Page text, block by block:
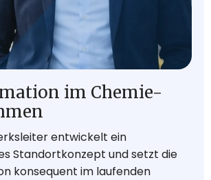
im Chemie-
entwickelt ein
Standortkonzept und setzt die
konsequent im laufenden